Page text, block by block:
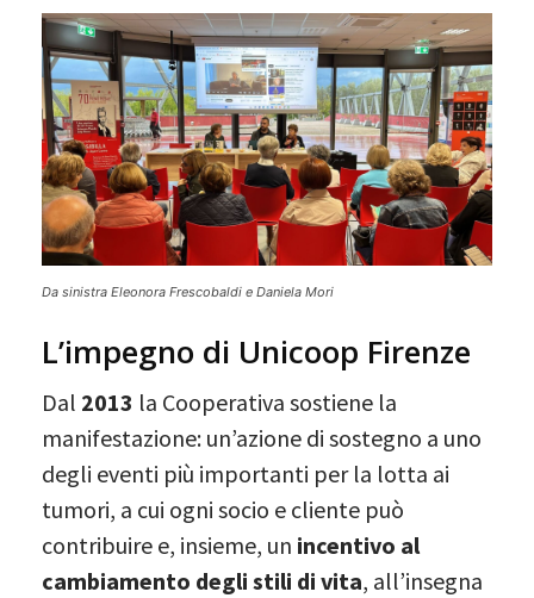
Da sinistra Eleonora Frescobaldi e Daniela Mori
L’impegno di Unicoop Firenze
Dal 2013 la Cooperativa sostiene la
manifestazione: un’azione di sostegno a uno
degli eventi più importanti per la lotta ai
tumori, a cui ogni socio e cliente può
contribuire e, insieme, un incentivo al
cambiamento degli stili di vita, all’insegna